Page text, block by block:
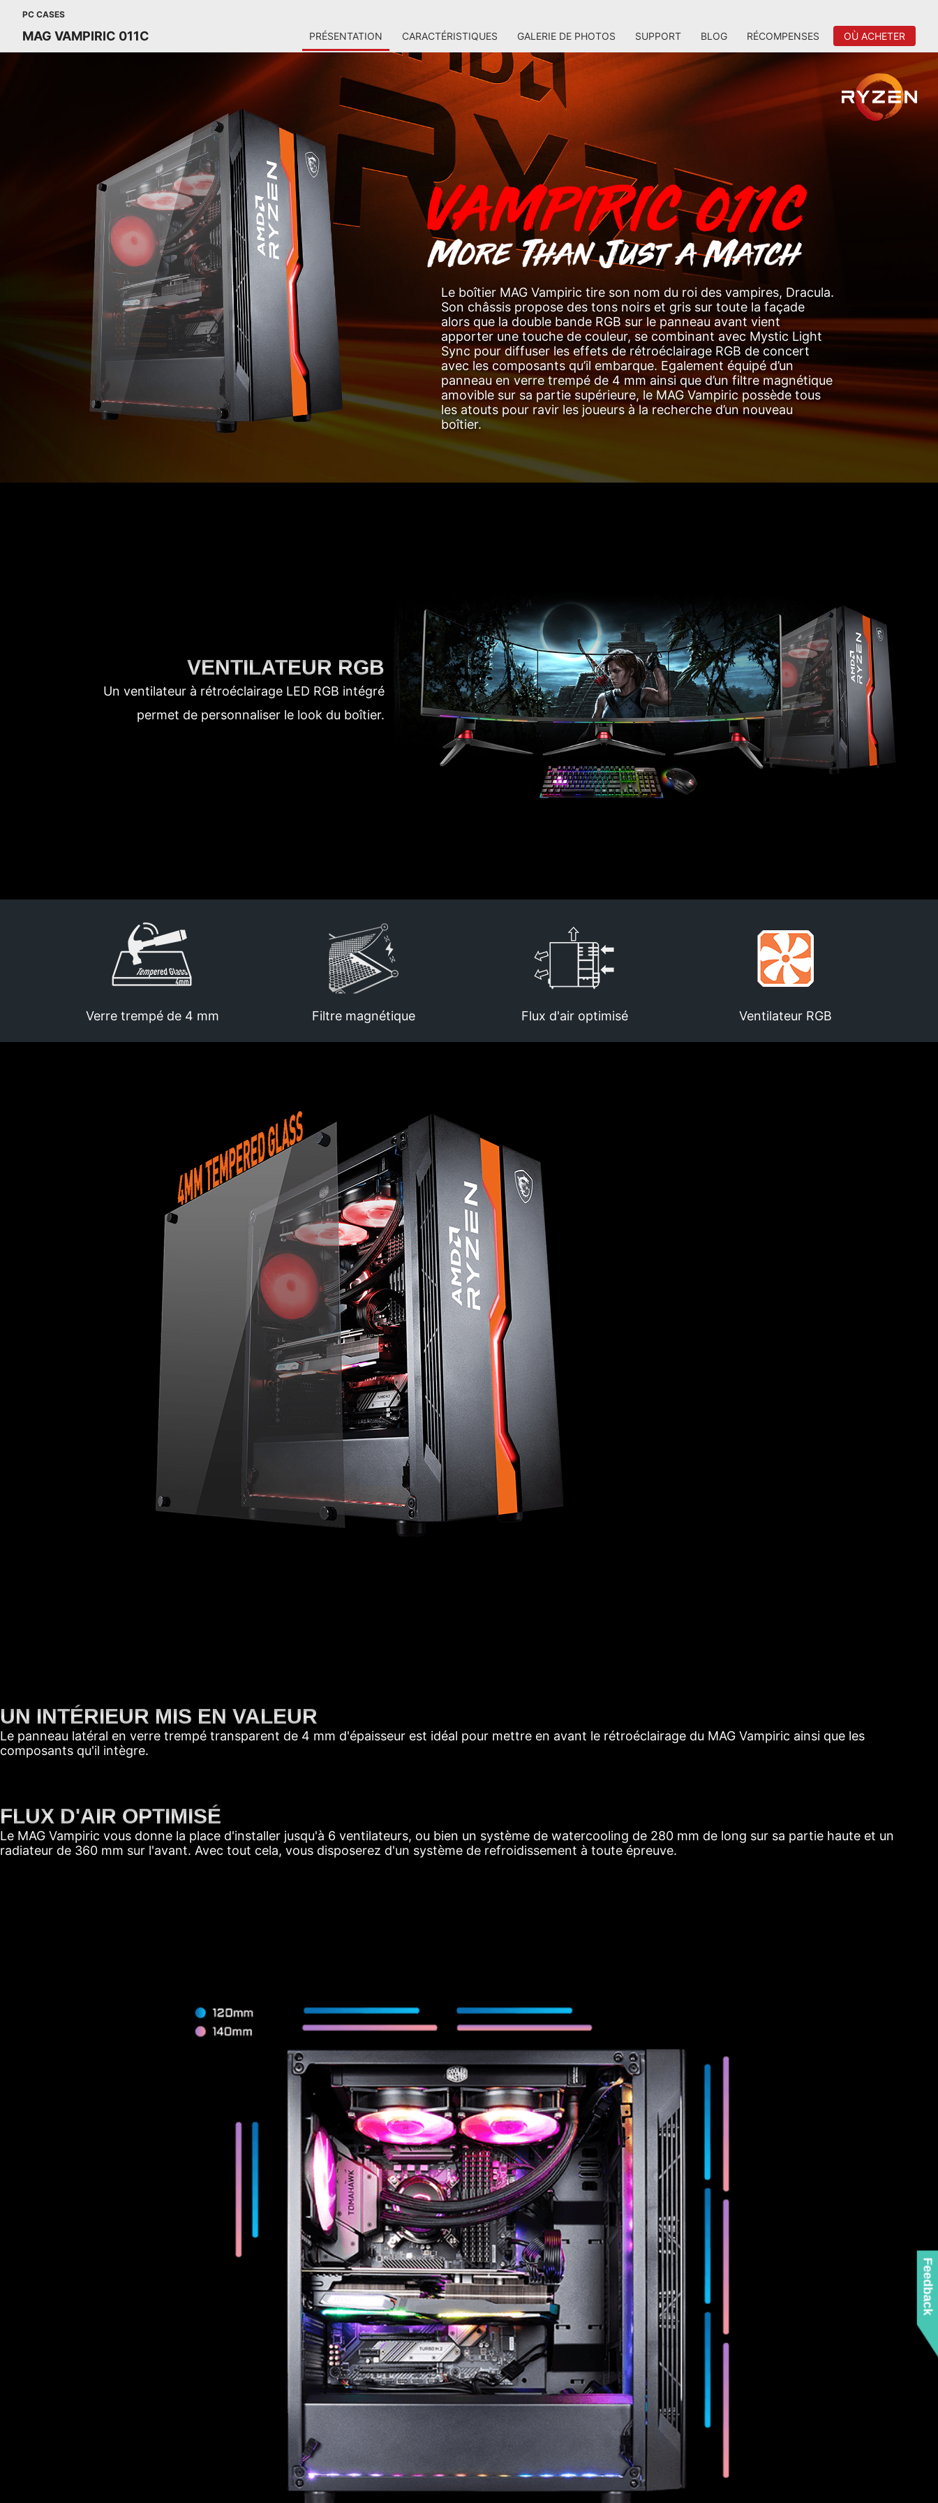
PC CASES
MAG VAMPIRIC 011C PRÉSENTATION CARACTÉRISTIQUES GALERIE DE PHOTOS SUPPORT BLOG RÉCOMPENSES OÙ ACHETER
Le boîtier MAG Vampiric tire son nom du roi des vampires, Dracula.
Son châssis propose des tons noirs et gris sur toute la façade
alors que la double bande RGB sur le panneau avant vient
apporter une touche de couleur, se combinant avec Mystic Light
Sync pour diffuser les effets de rétroéclairage RGB de concert
avec les composants qu’il embarque. Egalement équipé d’un
panneau en verre trempé de 4 mm ainsi que d’un filtre magnétique
amovible sur sa partie supérieure, le MAG Vampiric possède tous
les atouts pour ravir les joueurs à la recherche d’un nouveau
boîtier.
VENTILATEUR RGB
Un ventilateur à rétroéclairage LED RGB intégré
permet de personnaliser le look du boîtier.
Verre trempé de 4 mm Filtre magnétique Flux d'air optimisé Ventilateur RGB
UN INTÉRIEUR MIS EN VALEUR
Le panneau latéral en verre trempé transparent de 4 mm d'épaisseur est idéal pour mettre en avant le rétroéclairage du MAG Vampiric ainsi que les
composants qu'il intègre.
FLUX D'AIR OPTIMISÉ
Le MAG Vampiric vous donne la place d'installer jusqu'à 6 ventilateurs, ou bien un système de watercooling de 280 mm de long sur sa partie haute et un
radiateur de 360 mm sur l'avant. Avec tout cela, vous disposerez d'un système de refroidissement à toute épreuve.
Feedback